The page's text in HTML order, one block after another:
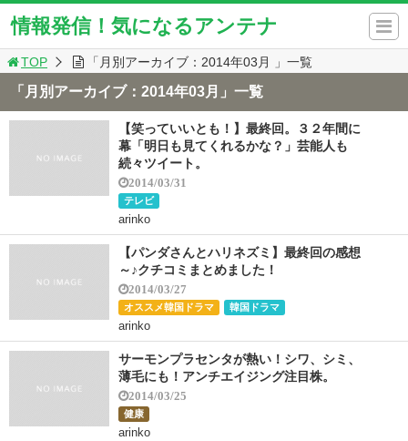
情報発信！気になるアンテナ
TOP 「月別アーカイブ：2014年03月 」一覧
「月別アーカイブ：2014年03月」一覧
【笑っていいとも！】最終回。３２年間に
幕「明日も見てくれるかな？」芸能人も
続々ツイート。
2014/03/31
テレビ
arinko
【パンダさんとハリネズミ】最終回の感想
～♪クチコミまとめました！
2014/03/27
オススメ韓国ドラマ 韓国ドラマ
arinko
サーモンプラセンタが熱い！シワ、シミ、
薄毛にも！アンチエイジング注目株。
2014/03/25
健康
arinko